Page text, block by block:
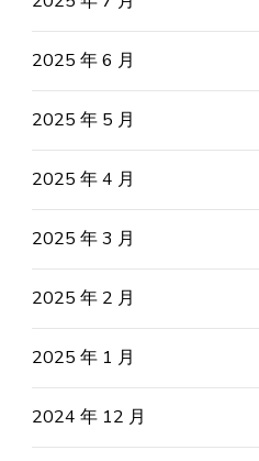
2025 年 6 月
2025 年 5 月
2025 年 4 月
2025 年 3 月
2025 年 2 月
2025 年 1 月
2024 年 12 月